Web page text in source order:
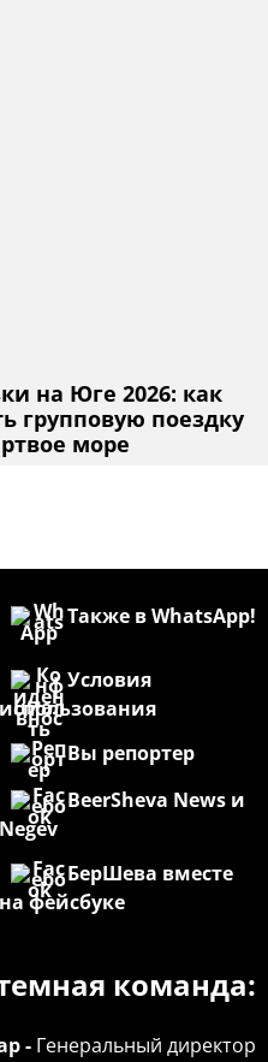
на Юге 2026: как
групповую поездку
море
Также в WhatsApp!
Условия
использования
Вы репортер
BeerSheva News и
Negev
БерШева вместе
на фейсбуке
команда:
- Генеральный директор